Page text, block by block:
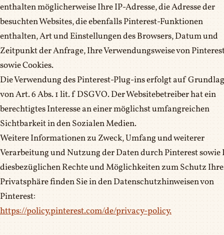
enthalten möglicherweise Ihre IP-Adresse, die Adresse der
besuchten Websites, die ebenfalls Pinterest-Funktionen
enthalten, Art und Einstellungen des Browsers, Datum und
Zeitpunkt der Anfrage, Ihre Verwendungsweise von
sowie Cookies.
Die Verwendung des Pinterest-Plug-ins erfolgt auf
von Art. 6 Abs. 1 lit. f DSGVO. Der Websitebetreiber hat ein
berechtigtes Interesse an einer möglichst umfangreichen
Sichtbarkeit in den Sozialen Medien.
Weitere Informationen zu Zweck, Umfang und weiterer
Verarbeitung und Nutzung der Daten durch Pinterest sowie
diesbezüglichen Rechte und Möglichkeiten zum Schutz
Privatsphäre finden Sie in den Datenschutzhinweisen von
Pinterest:
https://policy.pinterest.com/de/privacy-policy.